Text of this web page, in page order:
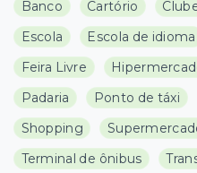
Banco Cartório
Escola
Escola de idioma
Feira Livre
Padaria
Ponto de táxi
Shopping
Terminal de ônibus